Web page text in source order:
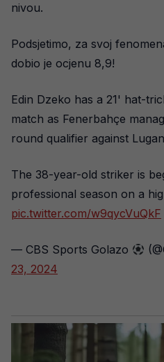
nivou.
Podsjetimo, za svoj
dobio je ocjenu 8,9!
Edin Dzeko has a 21' hat-
match as Fenerbahçe
round qualifier against
The 38-year-old striker is
professional season on a
pic.twitter.com/w9qycVuQkF
— CBS Sports Golazo
23, 2024